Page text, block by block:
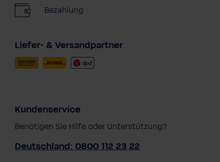
Bezahlung
Liefer- & Versandpartner
Kundenservice
Benötigen Sie Hilfe oder Unterstützung?
Deutschland: 0800 112 23 22